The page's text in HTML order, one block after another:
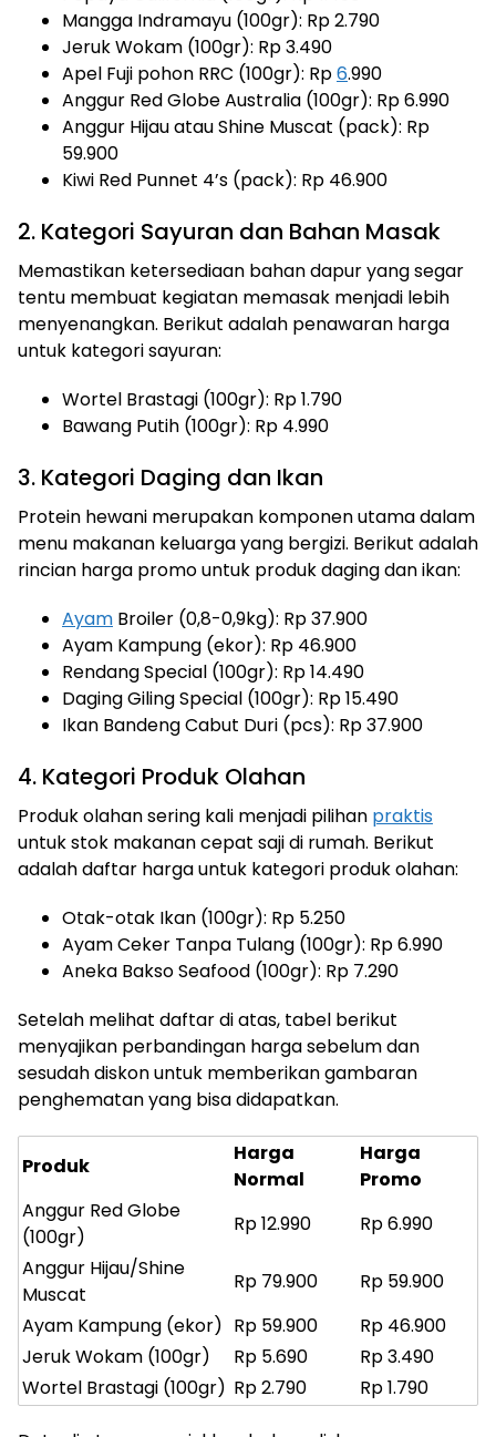
Mangga Indramayu (100gr): Rp 2.790
Jeruk Wokam (100gr): Rp 3.490
Apel Fuji pohon RRC (100gr): Rp6.990
Anggur Red Globe Australia (100gr): Rp 6.990
Anggur Hijau atau Shine Muscat (pack): Rp
59.900
Kiwi Red Punnet 4’s (pack): Rp 46.900
2. Kategori Sayuran dan Bahan Masak
Memastikan ketersediaan bahan dapur yang segar
tentu membuat kegiatan memasak menjadi lebih
menyenangkan. Berikut adalah penawaran harga
untuk kategori sayuran:
Wortel Brastagi (100gr): Rp 1.790
Bawang Putih (100gr): Rp 4.990
3. Kategori Daging dan Ikan
Protein hewani merupakan komponen utama dalam
menu makanan keluarga yang bergizi. Berikut adalah
rincian harga promo untuk produk daging dan ikan:
Ayam Broiler (0,8-0,9kg): Rp 37.900
Ayam Kampung (ekor): Rp 46.900
Rendang Special (100gr): Rp 14.490
Daging Giling Special (100gr): Rp 15.490
Ikan Bandeng Cabut Duri (pcs): Rp 37.900
4. Kategori Produk Olahan
Produk olahan sering kali menjadi pilihan praktis
untuk stok makanan cepat saji di rumah. Berikut
adalah daftar harga untuk kategori produk olahan:
Otak-otak Ikan (100gr): Rp 5.250
Ayam Ceker Tanpa Tulang (100gr): Rp 6.990
Aneka Bakso Seafood (100gr): Rp 7.290
Setelah melihat daftar di atas, tabel berikut
menyajikan perbandingan harga sebelum dan
sesudah diskon untuk memberikan gambaran
penghematan yang bisa didapatkan.
Produk
Harga
Normal
Harga
Promo
Anggur Red Globe
(100gr)
Rp 12.990
Rp 6.990
Anggur Hijau/Shine
Muscat
Rp 79.900
Rp 59.900
Ayam Kampung (ekor) Rp 59.900
Rp 46.900
Jeruk Wokam (100gr)
Rp 5.690
Rp 3.490
Wortel Brastagi (100gr) Rp 2.790 Rp 1.790